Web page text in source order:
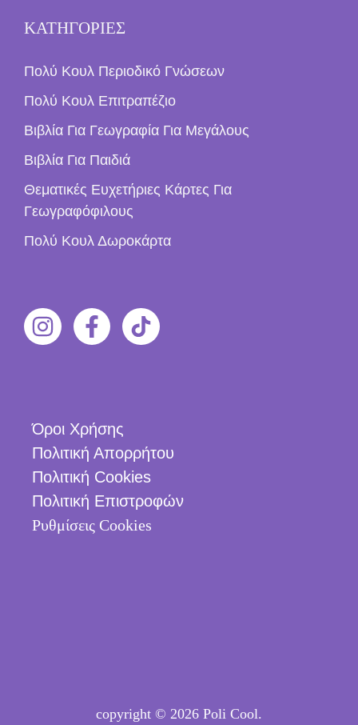
ΚΑΤΗΓΟΡΙΕΣ
Πολύ Κουλ Περιοδικό Γνώσεων
Πολύ Κουλ Επιτραπέζιο
Βιβλία Για Γεωγραφία Για Μεγάλους
Βιβλία Για Παιδιά
Θεματικές Ευχετήριες Κάρτες Για
Γεωγραφόφιλους
Πολύ Κουλ Δωροκάρτα
Όροι Χρήσης
Πολιτική Απορρήτου
Πολιτική Cookies
Πολιτική Επιστροφών
Ρυθμίσεις Cookies
copyright © 2026 Poli Cool.